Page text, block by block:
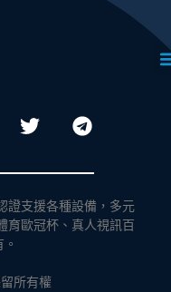
證支援各種設備，多元
育歐冠杯、真人視訊百
所有權